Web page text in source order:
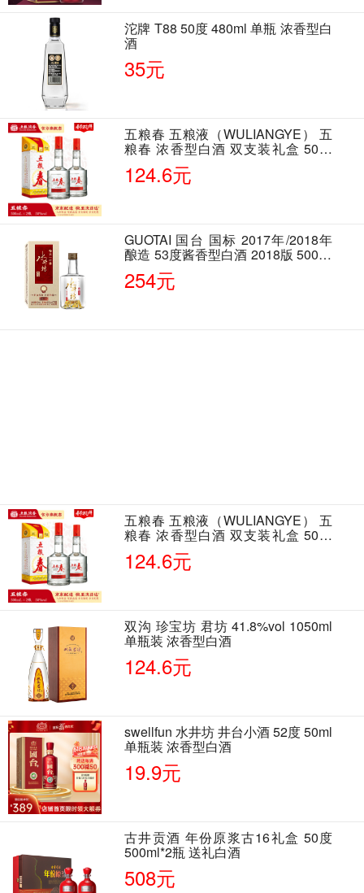
沱牌 T88 50度 480ml 单瓶 浓香型白
酒
35元
五粮春 五粮液（WULIANGYE） 五
粮春 浓香型白酒 双支装礼盒 50度
500ml*2瓶 含酒具
124.6元
GUOTAI 国台 国标 2017年/2018年
酿造 53度酱香型白酒 2018版 500ml
单瓶装
254元
五粮春 五粮液（WULIANGYE） 五
粮春 浓香型白酒 双支装礼盒 50度
500ml*2瓶 含酒具
124.6元
双沟 珍宝坊 君坊 41.8%vol 1050ml
单瓶装 浓香型白酒
124.6元
swellfun 水井坊 井台小酒 52度 50ml
单瓶装 浓香型白酒
19.9元
古井贡酒 年份原浆古16礼盒 50度
500ml*2瓶 送礼白酒
508元